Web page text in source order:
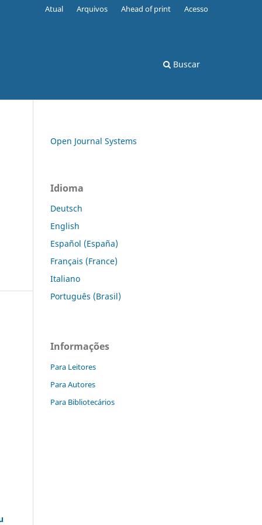
Buscar
Atual Arquivos Ahead of print Acesso
Open Journal Systems
Idioma
Deutsch
English
Español (España)
Français (France)
Italiano
Português (Brasil)
Informações
Para Leitores
Para Autores
Para Bibliotecários